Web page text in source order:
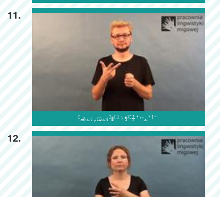
11.

12.